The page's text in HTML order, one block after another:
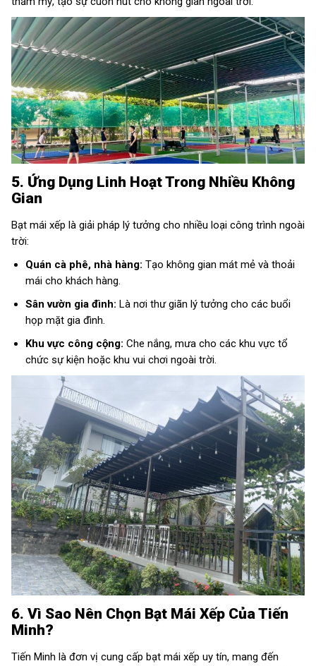
5. Ứng Dụng Linh Hoạt Trong Nhiều Không
Gian
Bạt mái xếp là giải pháp lý tưởng cho nhiều loại công trình ngoài
trời:
Quán cà phê, nhà hàng: Tạo không gian mát mẻ và thoải
mái cho khách hàng.
Sân vườn gia đình: Là nơi thư giãn lý tưởng cho các buổi
họp mặt gia đình.
Khu vực công cộng: Che nắng, mưa cho các khu vực tổ
chức sự kiện hoặc khu vui chơi ngoài trời.
6. Vì Sao Nên Chọn Bạt Mái Xếp Của Tiến
Minh?
Tiến Minh là đơn vị cung cấp bạt mái xếp uy tín, mang đến